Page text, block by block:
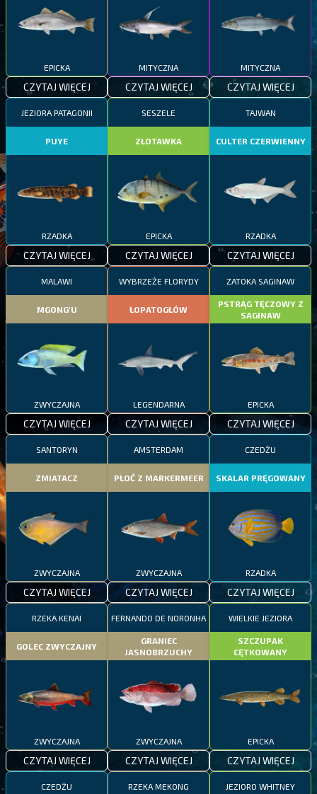
EPICKA
CZYTAJ WIĘCEJ
MITYCZNA
CZYTAJ WIĘCEJ
MITYCZNA
CZYTAJ WIĘCEJ
JEZIORA PATAGONII
PUYE
RZADKA
CZYTAJ WIĘCEJ
SESZELE
ZŁOTAWKA
EPICKA
CZYTAJ WIĘCEJ
TAJWAN
CULTER CZERWIENNY
RZADKA
CZYTAJ WIĘCEJ
MALAWI
MGONG'U
ZWYCZAJNA
CZYTAJ WIĘCEJ
WYBRZEŻE FLORYDY
ŁOPATOGŁÓW
LEGENDARNA
CZYTAJ WIĘCEJ
ZATOKA SAGINAW
PSTRĄG TĘCZOWY Z
SAGINAW
EPICKA
CZYTAJ WIĘCEJ
SANTORYN
ZMIATACZ
ZWYCZAJNA
CZYTAJ WIĘCEJ
AMSTERDAM
PŁOĆ Z MARKERMEER
ZWYCZAJNA
CZYTAJ WIĘCEJ
CZEDŻU
SKALAR PRĘGOWANY
RZADKA
CZYTAJ WIĘCEJ
RZEKA KENAI
GOLEC ZWYCZAJNY
ZWYCZAJNA
CZYTAJ WIĘCEJ
FERNANDO DE NORONHA
GRANIEC
JASNOBRZUCHY
ZWYCZAJNA
CZYTAJ WIĘCEJ
WIELKIE JEZIORA
SZCZUPAK
CĘTKOWANY
EPICKA
CZYTAJ WIĘCEJ
CZEDŻU RZEKA MEKONG JEZIORO WHITNEY